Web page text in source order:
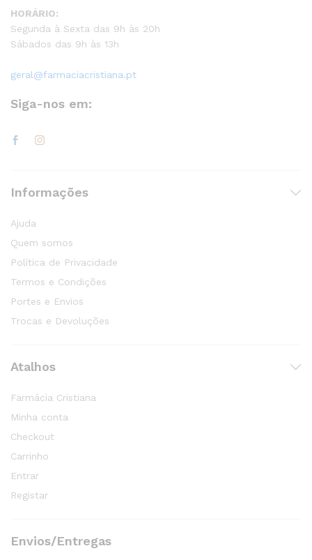
HORÁRIO:
Segunda à Sexta das 9h às 20h
Sábados das 9h às 13h
geral@farmaciacristiana.pt
Siga-nos em:
Informações
Ajuda
Quem somos
Política de Privacidade
Termos e Condições
Portes e Envios
Trocas e Devoluções
Atalhos
Farmácia Cristiana
Minha conta
Checkout
Carrinho
Entrar
Registar
Envios/Entregas